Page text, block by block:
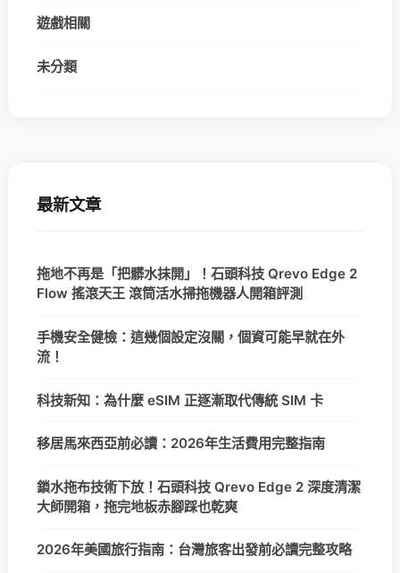
遊戲相關
未分類
最新文章
拖地不再是「把髒水抹開」！石頭科技 Qrevo Edge 2
Flow 搖滾天王 滾筒活水掃拖機器人開箱評測
手機安全健檢：這幾個設定沒關，個資可能早就在外
流！
科技新知：為什麼 eSIM 正逐漸取代傳統 SIM 卡
移居馬來西亞前必讀：2026年生活費用完整指南
鎖水拖布技術下放！石頭科技 Qrevo Edge 2 深度清潔
大師開箱，拖完地板赤腳踩也乾爽
2026年美國旅行指南：台灣旅客出發前必讀完整攻略